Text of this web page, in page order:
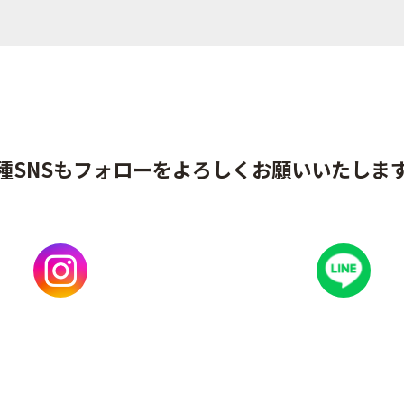
SNSもフォローをよろしくお願いいたしま